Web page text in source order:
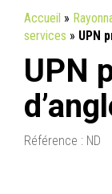
Accueil »
services » UPN
UPN
Référence : ND